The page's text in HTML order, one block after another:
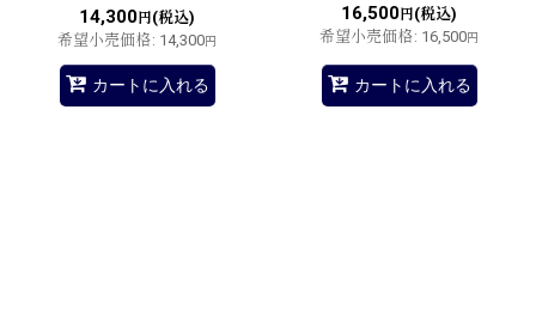
14,300 円(税込)
希望小売価格: 14,300円
カートに入れる
16,500 円(税込)
希望小売価格: 16,500円
カートに入れる